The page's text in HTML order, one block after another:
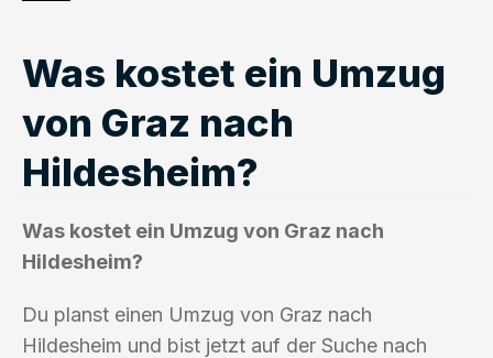
Was kostet ein Umzug
von Graz nach
Hildesheim?
Was kostet ein Umzug von Graz nach
Hildesheim?
Du planst einen Umzug von Graz nach
Hildesheim und bist jetzt auf der Suche nach